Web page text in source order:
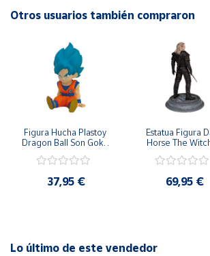
Canarias,
Melilla
Peligro de Asfixia: Contiene piezas
provocar asfixia en caso de ​ser ingeridas
Utilícese bajo la supervisión de un adulto.
Otros usuarios también compraron
Figura Hucha Plastoy
Dragon Ball Son Goku
17cm
37,95 €
Estatua Figura
Horse The
Transformado
69,95 €
Lo último de este vendedor